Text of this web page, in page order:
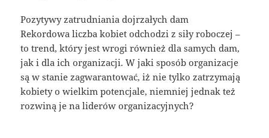
Pozytywy zatrudniania dojrzałych dam
Rekordowa liczba kobiet odchodzi z siły roboczej –
to trend, który jest wrogi również dla samych dam,
jak i dla ich organizacji. W jaki sposób organizacje
są w stanie zagwarantować, iż nie tylko zatrzymają
kobiety o wielkim potencjale, niemniej jednak też
rozwiną je na liderów organizacyjnych?